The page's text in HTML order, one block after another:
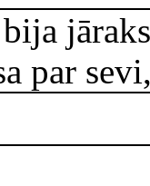
par